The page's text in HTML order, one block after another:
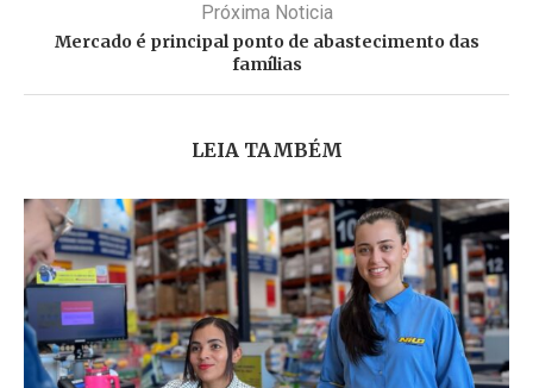
Próxima Noticia
Mercado é principal ponto de abastecimento das
famílias
LEIA TAMBÉM